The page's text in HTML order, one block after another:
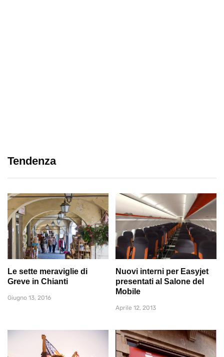
Tendenza
Le sette meraviglie di
Greve in Chianti
Giugno 13, 2016
Nuovi interni per Easyjet
presentati al Salone del
Mobile
Aprile 12, 2013